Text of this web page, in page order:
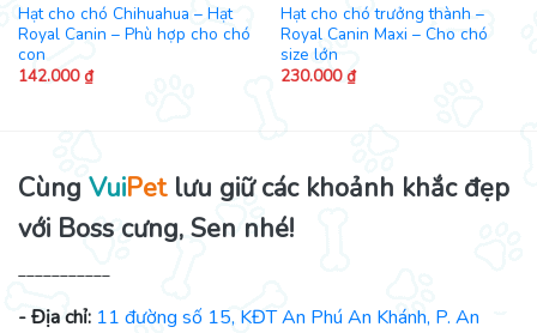
Hạt cho chó Chihuahua – Hạt
Royal Canin – Phù hợp cho chó
con
142.000₫
Hạt cho chó trưởng thành –
Royal Canin Maxi – Cho chó
size lớn
230.000₫
Cùng VuiPetlưu giữ các khoảnh khắc đẹp
với Boss cưng, Sen nhé!
- Địa chỉ: 11 đường số 15, KĐT An Phú An Khánh, P. An